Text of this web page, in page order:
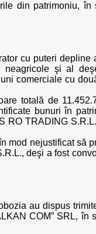
din patrimoniu, în
cu puteri depline
şi al
comerciale cu
totală de
bunuri în
RO TRADING
mod nejustificat să
deşi a fost
au dispus
COM” SRL, în